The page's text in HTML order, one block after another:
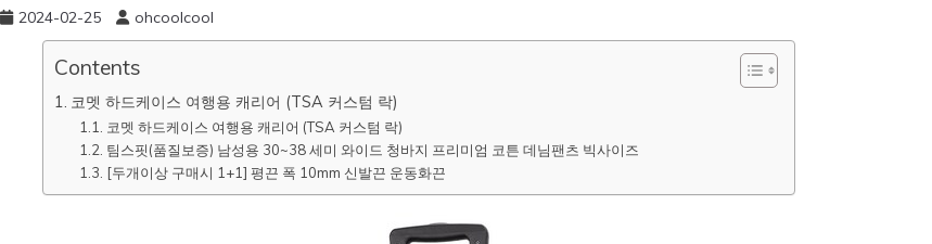
2024-02-25 ohcoolcool
Contents
코멧 하드케이스 여행용 캐리어 (TSA 커스텀 락)
코멧 하드케이스 여행용 캐리어 (TSA 커스텀 락)
팀스핏(품질보증) 남성용 30~38 세미 와이드 청바지 프리미엄 코튼 데님팬츠 빅사이즈
[두개이상 구매시 1+1] 평끈 폭 10mm 신발끈 운동화끈